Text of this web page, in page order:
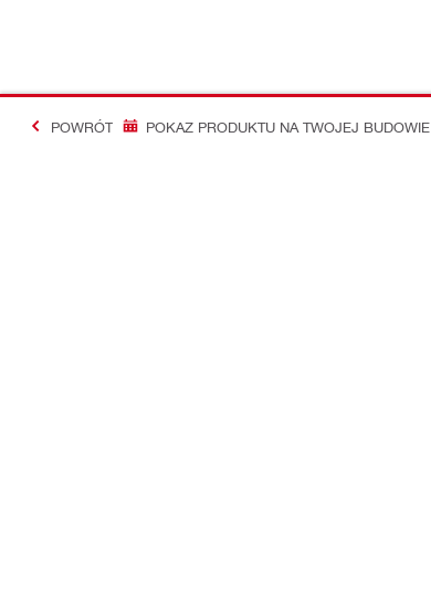
POWRÓT POKAZ PRODUKTU NA TWOJEJ BUDOWIE